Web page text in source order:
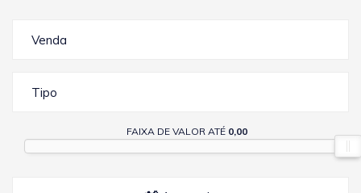
Venda
Tipo
FAIXA DE VALOR ATÉ 0,00